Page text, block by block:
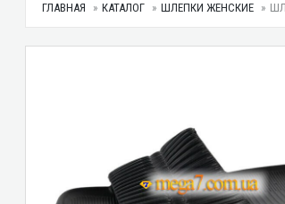
ГЛАВНАЯ КАТАЛОГ ШЛЕПКИ ЖЕНСКИЕ